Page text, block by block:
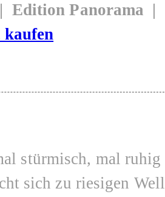
Edition Panorama
stürmisch, mal
sich zu riesigen